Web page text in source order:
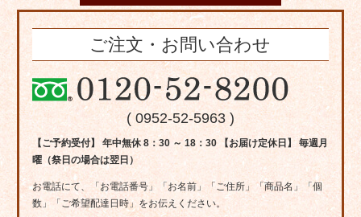
ご注文・お問い合わせ
( 0952-52-5963 )
【ご予約受付】 年中無休 8：30 ～ 18：30 【お届け定休日】 毎週月
曜（祭日の場合は翌日）
お電話にて、「お電話番号」「お名前」「ご住所」「商品名」「個
数」「ご希望配達日時」をお伝えください。